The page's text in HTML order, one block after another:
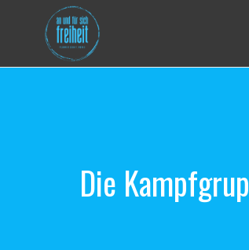
springen
Die